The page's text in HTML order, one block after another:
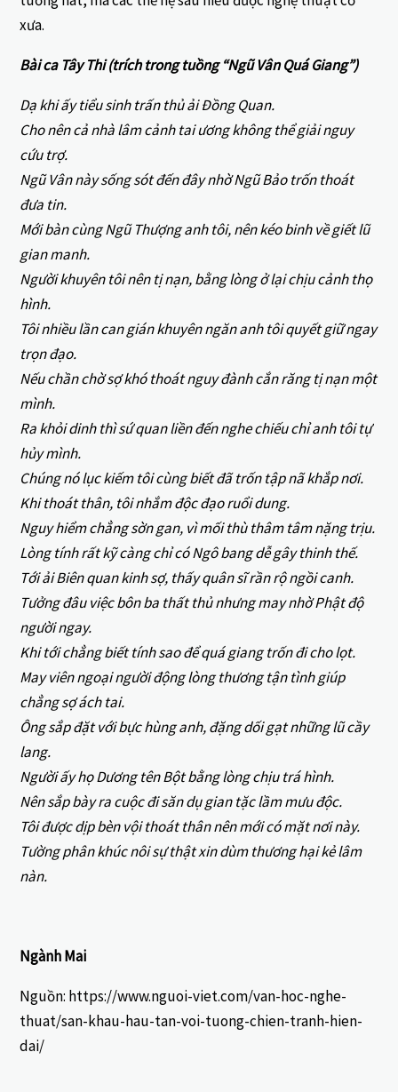
xưa.
Bài ca Tây Thi (trích trong tuồng “Ngũ Vân Quá Giang”)
Dạ khi ấy tiểu sinh trấn thủ ải Đồng Quan.
Cho nên cả nhà lâm cảnh tai ương không thể giải nguy
cứu trợ.
Ngũ Vân này sống sót đến đây nhờ Ngũ Bảo trốn thoát
đưa tin.
Mới bàn cùng Ngũ Thượng anh tôi, nên kéo binh về giết lũ
gian manh.
Người khuyên tôi nên tị nạn, bằng lòng ở lại chịu cảnh thọ
hình.
Tôi nhiều lần can gián khuyên ngăn anh tôi quyết giữ ngay
trọn đạo.
Nếu chần chờ sợ khó thoát nguy đành cắn răng tị nạn một
mình.
Ra khỏi dinh thì sứ quan liền đến nghe chiếu chỉ anh tôi tự
hủy mình.
Chúng nó lục kiếm tôi cùng biết đã trốn tập nã khắp nơi.
Khi thoát thân, tôi nhắm độc đạo ruổi dung.
Nguy hiểm chẳng sờn gan, vì mối thù thâm tâm nặng trịu.
Lòng tính rất kỹ càng chỉ có Ngô bang dễ gây thinh thế.
Tới ải Biên quan kinh sợ, thấy quân sĩ rần rộ ngồi canh.
Tưởng đâu việc bôn ba thất thủ nhưng may nhờ Phật độ
người ngay.
Khi tới chẳng biết tính sao để quá giang trốn đi cho lọt.
May viên ngoại người động lòng thương tận tình giúp
chẳng sợ ách tai.
Ông sắp đặt với bực hùng anh, đặng dối gạt những lũ cầy
lang.
Người ấy họ Dương tên Bột bằng lòng chịu trá hình.
Nên sắp bày ra cuộc đi săn dụ gian tặc lầm mưu độc.
Tôi được dịp bèn vội thoát thân nên mới có mặt nơi này.
Tường phân khúc nôi sự thật xin dùm thương hại kẻ lâm
nàn.
Ngành Mai
Nguồn: https://www.nguoi-viet.com/van-hoc-nghe-
thuat/san-khau-hau-tan-voi-tuong-chien-tranh-hien-
dai/